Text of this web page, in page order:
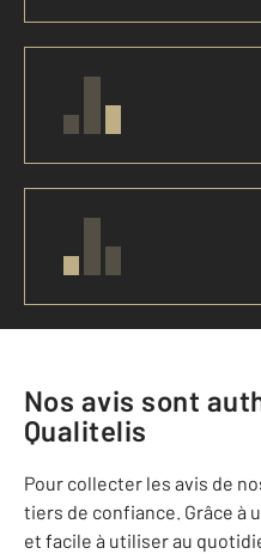
Nos avis sont
Qualitelis
Pour collecter les avis de
tiers de confiance. Grâce à
et facile à utiliser au